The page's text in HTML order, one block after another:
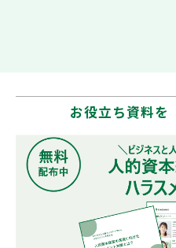
お役立ち資料を